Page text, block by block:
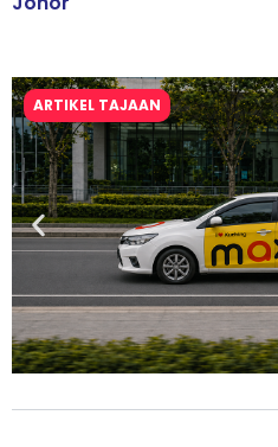
ARTIKEL TAJAAN